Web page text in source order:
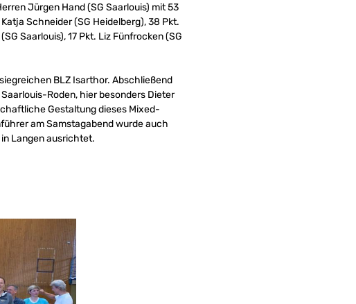
Jürgen Hand (SG Saarlouis) mit 53
Schneider (SG Heidelberg), 38 Pkt.
Saarlouis), 17 Pkt. Liz Fünfrocken (SG
BLZ Isarthor. Abschließend
Roden, hier besonders Dieter
Gestaltung dieses Mixed-
am Samstagabend wurde auch
Langen ausrichtet.